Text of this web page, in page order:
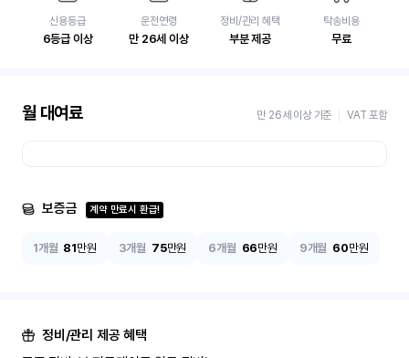
신용등급
6등급 이상
운전연령
만 26세 이상
정비/관리 혜택
부분 제공
탁송비용
무료
월 대여료 만 26세 이상 기준 VAT 포함
보증금 계약 만료시 환급!
1개월 81만원 3개월 75만원 6개월 66만원 9개월 60만원
정비/관리 제공 혜택